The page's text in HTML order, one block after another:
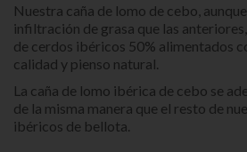
Nuestra caña de lomo de cebo,
infiltración de grasa que las
de cerdos ibéricos 50% alimentados
calidad y pienso natural.
La caña de lomo ibérica de cebo se
de la misma manera que el resto de
ibéricos de bellota.